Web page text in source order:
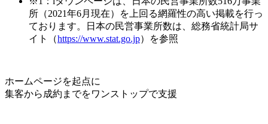
所（2021年6月現在）を上回る網羅性の高い掲載を行っ
ております。日本の民営事業所数は、総務省統計局サ
イト（https://www.stat.go.jp）を参照
ホームページを起点に
集客から成約までをワンストップで支援